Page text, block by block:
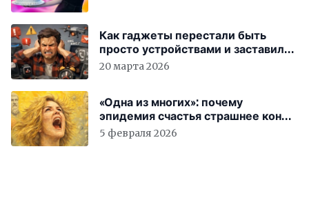
Как гаджеты перестали быть
просто устройствами и заставили
вас бесплатно работать
20 марта 2026
«Одна из многих»: почему
эпидемия счастья страшнее конца
света
5 февраля 2026